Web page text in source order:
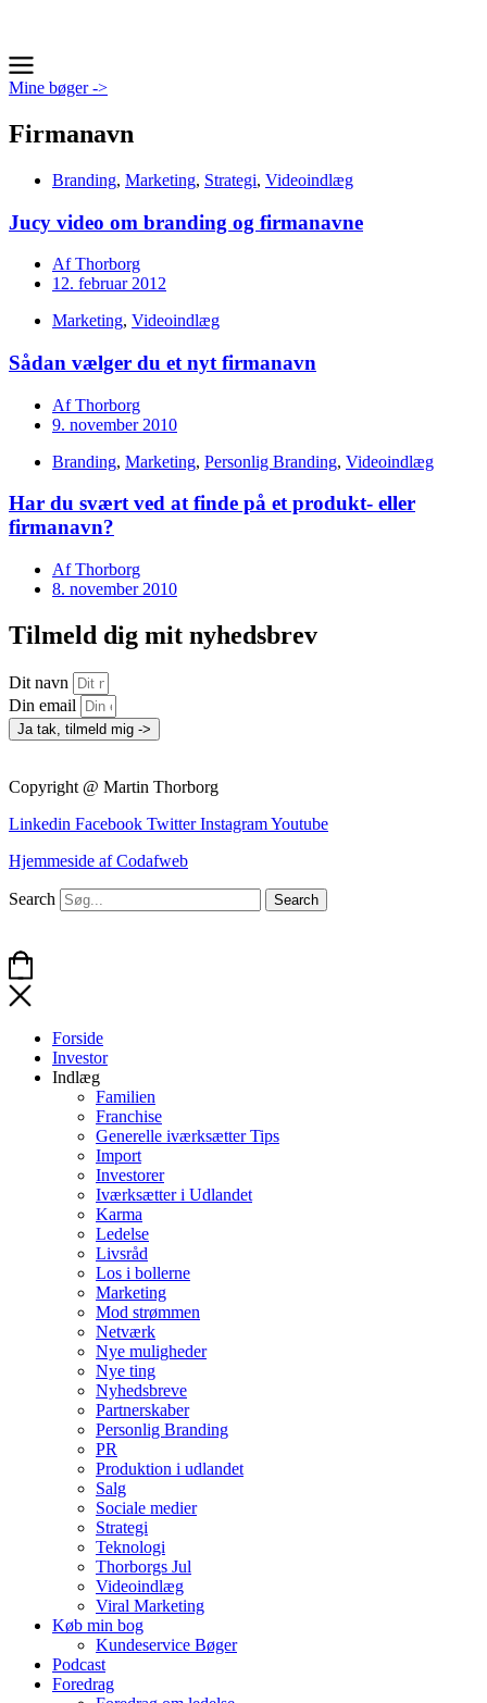
Mine bøger ->
Firmanavn
Branding, Marketing, Strategi, Videoindlæg
Jucy video om branding og firmanavne
AfThorborg
12. februar 2012
Marketing, Videoindlæg
Sådan vælger du et nyt firmanavn
AfThorborg
9. november 2010
Branding, Marketing, Personlig Branding, Videoindlæg
Har du svært ved at finde på et produkt- eller
firmanavn?
AfThorborg
8. november 2010
Tilmeld dig mit nyhedsbrev
Dit navn
Din email
Ja tak, tilmeld mig ->
Copyright @ Martin Thorborg
Linkedin Facebook Twitter InstagramYoutube
Hjemmeside af Codafweb
Search Search
Forside
Investor
Indlæg
Familien
Franchise
Generelle iværksætter Tips
Import
Investorer
Iværksætter i Udlandet
Karma
Ledelse
Livsråd
Los i bollerne
Marketing
Mod strømmen
Netværk
Nye muligheder
Nye ting
Nyhedsbreve
Partnerskaber
Personlig Branding
PR
Produktion i udlandet
Salg
Sociale medier
Strategi
Teknologi
Thorborgs Jul
Videoindlæg
Viral Marketing
Køb min bog
Kundeservice Bøger
Podcast
Foredrag